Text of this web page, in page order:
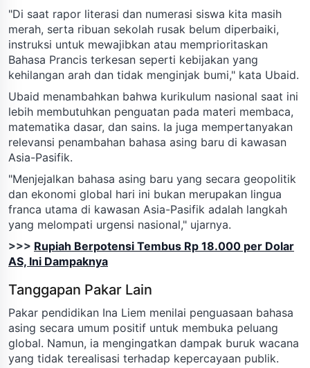
"Di saat rapor literasi dan numerasi siswa kita masih
merah, serta ribuan sekolah rusak belum diperbaiki,
instruksi untuk mewajibkan atau memprioritaskan
Bahasa Prancis terkesan seperti kebijakan yang
kehilangan arah dan tidak menginjak bumi," kata Ubaid.
Ubaid menambahkan bahwa kurikulum nasional saat ini
lebih membutuhkan penguatan pada materi membaca,
matematika dasar, dan sains. Ia juga mempertanyakan
relevansi penambahan bahasa asing baru di kawasan
Asia-Pasifik.
"Menjejalkan bahasa asing baru yang secara geopolitik
dan ekonomi global hari ini bukan merupakan lingua
franca utama di kawasan Asia-Pasifik adalah langkah
yang melompati urgensi nasional," ujarnya.
>>> Rupiah Berpotensi Tembus Rp 18.000 per Dolar
AS, Ini Dampaknya
Tanggapan Pakar Lain
Pakar pendidikan Ina Liem menilai penguasaan bahasa
asing secara umum positif untuk membuka peluang
global. Namun, ia mengingatkan dampak buruk wacana
yang tidak terealisasi terhadap kepercayaan publik.